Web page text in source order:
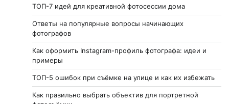
ТОП-7 идей для креативной фотосессии дома
Ответы на популярные вопросы начинающих
фотографов
Как оформить Instagram-профиль фотографа: идеи и
примеры
ТОП-5 ошибок при съёмке на улице и как их избежать
Как правильно выбрать объектив для портретной